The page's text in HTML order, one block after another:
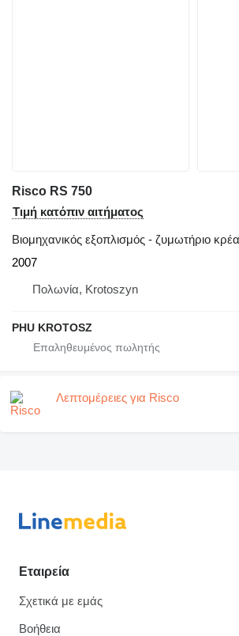
Risco RS 750
Τιμή κατόπιν αιτήματος
Βιομηχανικός εξοπλισμός - ζυμωτήριο
2007
Πολωνία, Krotoszyn
PHU KROTOSZ
Λεπτομέρειες για Risco
Εταιρεία
Σχετικά με εμάς
Βοήθεια